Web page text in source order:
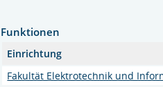
Funktionen
Einrichtung
Fakultät Elektrotechnik und